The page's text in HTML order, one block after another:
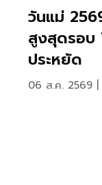
วันแม่
สูงสุดรอบ
ประหยัด
06 ส.ค. 2569 |